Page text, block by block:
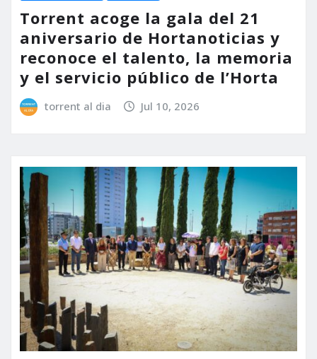
Torrent acoge la gala del 21
aniversario de Hortanoticias y
reconoce el talento, la memoria
y el servicio público de l’Horta
torrent al dia Jul 10, 2026